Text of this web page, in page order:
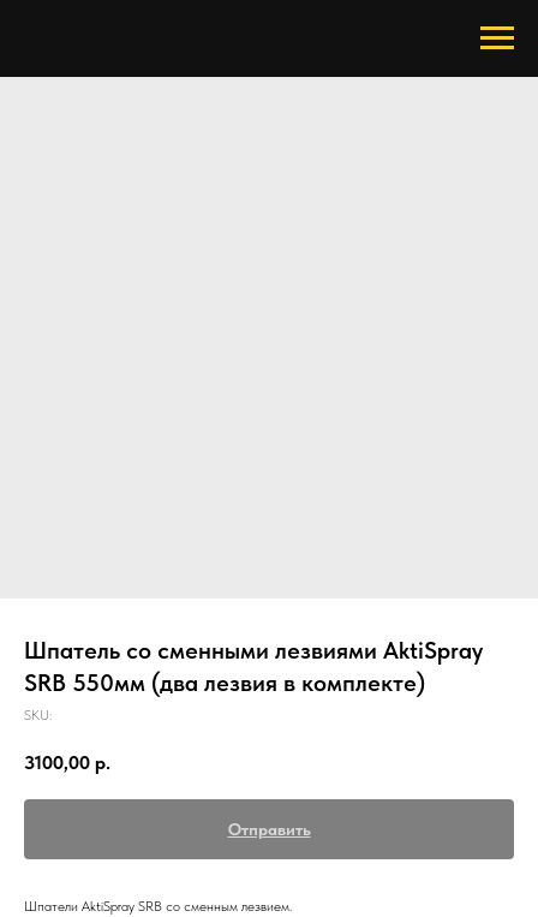
Шпатель со сменными лезвиями AktiSpray
SRB 550мм (два лезвия в комплекте)
SKU:
3100,00 р.
Отправить
Шпатели AktiSpray SRB со сменным лезвием.